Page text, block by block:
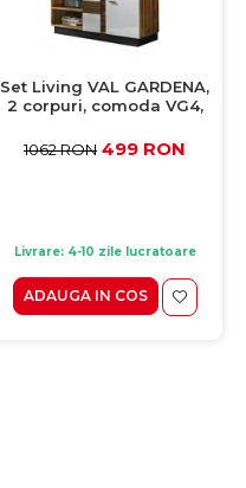
Set Living VAL GARDENA,
2 corpuri, comoda VG4,
fronturi MDF late lucios
1062 RON 499 RON
Livrare: 4-10 zile lucratoare
ADAUGA IN COS